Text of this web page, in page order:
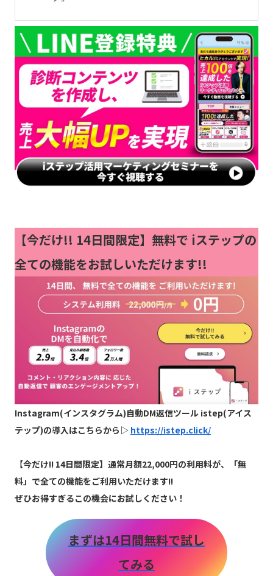
【今だけ!! 14日間限定】無料で iステップの
全ての機能をお試しいただけます!!
Instagram(インスタグラム)自動DM返信ツール istep(アイス
テップ)の導入はこちらから▷ https://istep.click/
【今だけ!! 14日間限定】通常月額22,000円の利用料が、「無
料」で全ての機能をご利用いただけます!!
ぜひお得すぎるこの機会にお試しください！
まずは14日間無料で試し
てみる